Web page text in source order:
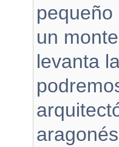
un
levanta